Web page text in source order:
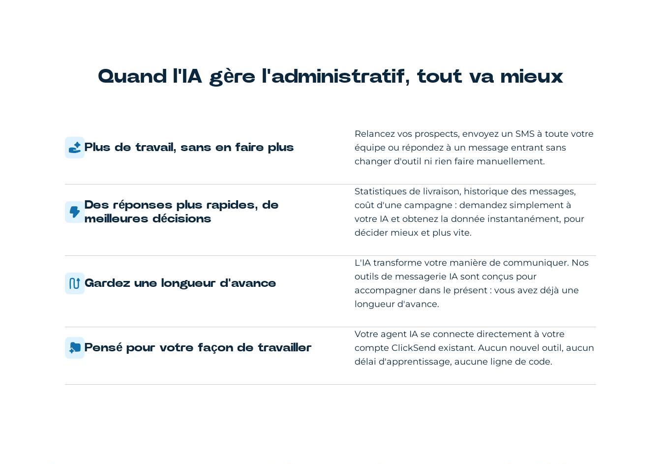
Quand l'IA gère l'administratif, tout va mieux
Plus de travail, sans en faire plus
Relancez vos prospects, envoyez un SMS à toute votre
équipe ou répondez à un message entrant sans
changer d'outil ni rien faire manuellement.
Des réponses plus rapides, de
meilleures décisions
Statistiques de livraison, historique des messages,
coût d'une campagne : demandez simplement à
votre IA et obtenez la donnée instantanément, pour
décider mieux et plus vite.
Gardez une longueur d'avance
L'IA transforme votre manière de communiquer. Nos
outils de messagerie IA sont conçus pour
accompagner dans le présent : vous avez déjà une
longueur d'avance.
Pensé pour votre façon de travailler
Votre agent IA se connecte directement à votre
compte ClickSend existant. Aucun nouvel outil, aucun
délai d'apprentissage, aucune ligne de code.